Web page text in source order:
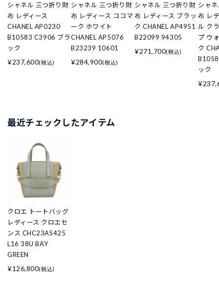
シャネル 三つ折り財
布 レディース
CHANEL AP0230
B10583 C3906 ブラ
ック
¥237,600(税込)
シャネル 三つ折り財
布 レディース ココマ
ーク ホワイト
CHANEL AP5076
B23239 10601
¥284,900(税込)
シャネル 三つ折り財
布 レディース ブラッ
ク CHANEL AP4951
B22099 94305
¥271,700(税込)
シャ
布 レ
ル ク
プ ウ
ク
ック
最近チェックしたアイテム
クロエ トートバッグ
レディース クロエセ
ンス CHC23AS425
L16 38U BAY
GREEN
¥126,800(税込)